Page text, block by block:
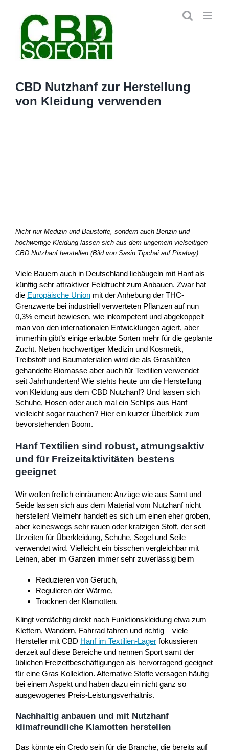
springen
CBD Nutzhanf zur Herstellung
von Kleidung verwenden
Nicht nur Medizin und Baustoffe, sondern auch Benzin und
hochwertige Kleidung lassen sich aus dem ungemein vielseitigen
CBD Nutzhanf herstellen (Bild von Sasin Tipchai auf Pixabay).
Viele Bauern auch in Deutschland liebäugeln mit Hanf als
künftig sehr attraktiver Feldfrucht zum Anbauen. Zwar hat
die Europäische Union mit der Anhebung der THC-
Grenzwerte bei industriell verwerteten Pflanzen auf nun
0,3% erneut bewiesen, wie inkompetent und abgekoppelt
man von den internationalen Entwicklungen agiert, aber
immerhin gibt’s einige erlaubte Sorten mehr für die geplante
Zucht. Neben hochwertiger Medizin und Kosmetik,
Treibstoff und Baumaterialien wird die als Grasblüten
gehandelte Biomasse aber auch für Textilien verwendet –
seit Jahrhunderten! Wie stehts heute um die Herstellung
von Kleidung aus dem CBD Nutzhanf? Und lassen sich
Schuhe, Hosen oder auch mal ein Schlips aus Hanf
vielleicht sogar rauchen? Hier ein kurzer Überblick zum
bevorstehenden Boom.
Hanf Textilien sind robust, atmungsaktiv
und für Freizeitaktivitäten bestens
geeignet
Wir wollen freilich einräumen: Anzüge wie aus Samt und
Seide lassen sich aus dem Material vom Nutzhanf nicht
herstellen! Vielmehr handelt es sich um einen eher groben,
aber keineswegs sehr rauen oder kratzigen Stoff, der seit
Urzeiten für Überkleidung, Schuhe, Segel und Seile
verwendet wird. Vielleicht ein bisschen vergleichbar mit
Leinen, aber im Ganzen immer sehr zuverlässig beim
Reduzieren von Geruch,
Regulieren der Wärme,
Trocknen der Klamotten.
Klingt verdächtig direkt nach Funktionskleidung etwa zum
Klettern, Wandern, Fahrrad fahren und richtig – viele
Hersteller mit CBD Hanf im Textilien-Lager fokussieren
derzeit auf diese Bereiche und nennen Sport samt der
üblichen Freizeitbeschäftigungen als hervorragend geeignet
für eine Gras Kollektion. Alternative Stoffe versagen häufig
bei einem Aspekt und haben dazu ein nicht ganz so
ausgewogenes Preis-Leistungsverhältnis.
Nachhaltig anbauen und mit Nutzhanf
klimafreundliche Klamotten herstellen
Das könnte ein Credo sein für die Branche, die bereits auf